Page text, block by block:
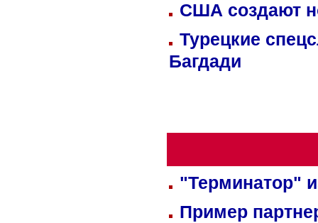
США создают
Турецкие
Багдади
"Терминатор"
Пример